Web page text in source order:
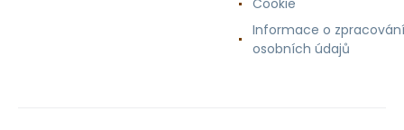
Informace o zpracování
osobních údajů